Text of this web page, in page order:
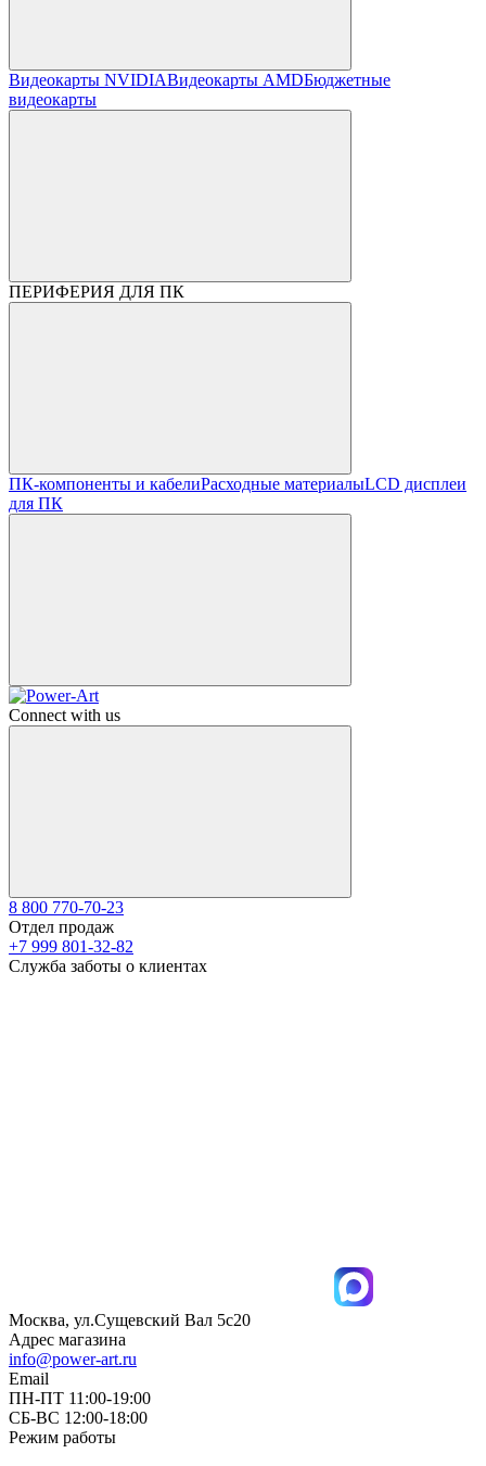
Видеокарты NVIDIAВидеокарты AMDБюджетные
видеокарты
ПЕРИФЕРИЯ ДЛЯ ПК
ПК-компоненты и кабелиРасходные материалыLCD дисплеи
для ПК
Connect with us
8 800 770-70-23
Отдел продаж
+7 999 801-32-82
Служба заботы о клиентах
Москва, ул.Сущевский Вал 5с20
Адрес магазина
info@power-art.ru
Email
ПН-ПТ 11:00-19:00
СБ-ВС 12:00-18:00
Режим работы